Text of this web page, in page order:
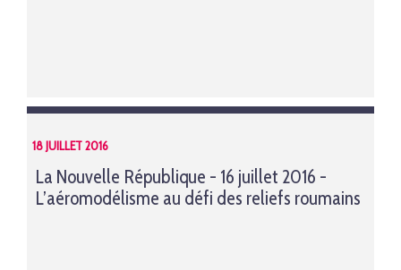
18 JUILLET 2016
La Nouvelle République - 16 juillet 2016 -
L’aéromodélisme au défi des reliefs roumains